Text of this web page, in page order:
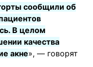
сообщили об
В целом
качества
акне», — говорят